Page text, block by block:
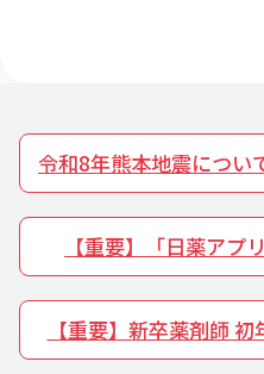
令和8年熊本地震につ
【重要】「日薬アプ
【重要】新卒薬剤師
ペーンを開